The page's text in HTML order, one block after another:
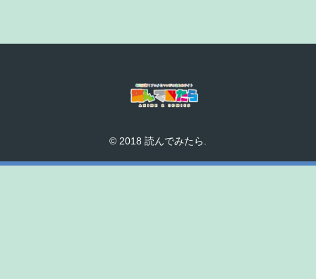
© 2018 読んでみたら.